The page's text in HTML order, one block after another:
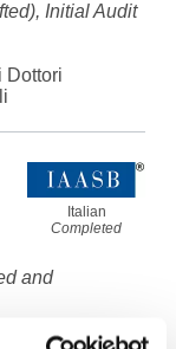
Initial Audit
Dottori
Italian
Completed
and
Dottori